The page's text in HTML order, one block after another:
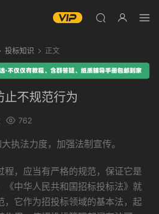
投标知识 正文
止不规范行为
762
执法力度，加强法制宣传。
程，应当有严格的规范，保证它是
《中华人民共和国招标投标法》就
，它作为招投标领域的基本法，起